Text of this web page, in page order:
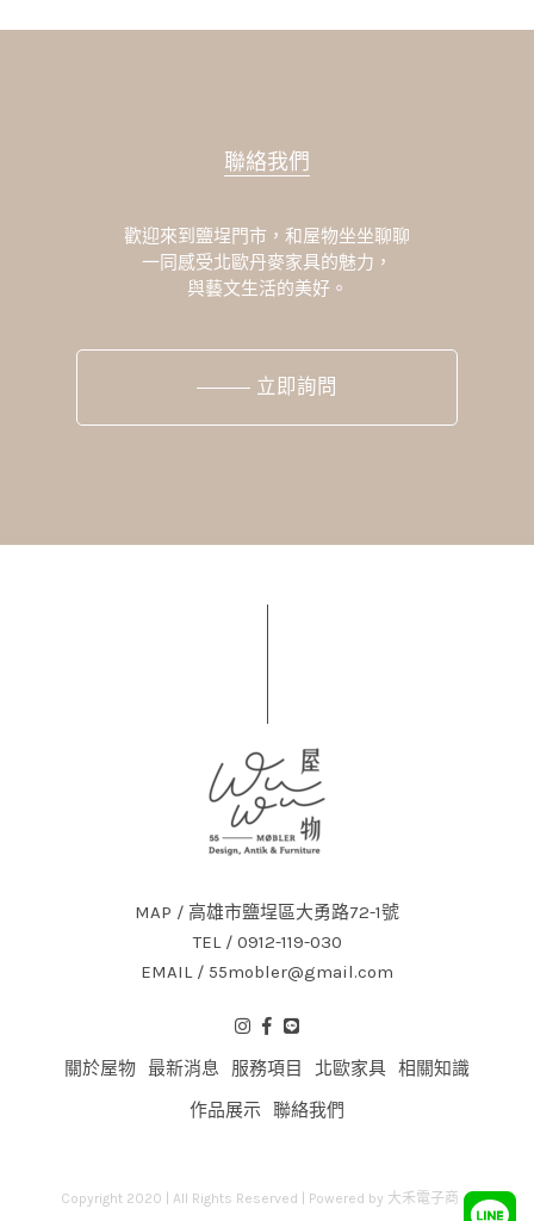
聯絡我們
歡迎來到鹽埕門市，和屋物坐坐聊聊
一同感受北歐丹麥家具的魅力，
與藝文生活的美好。
立即詢問
MAP / 高雄市鹽埕區大勇路72-1號
TEL / 0912-119-030
EMAIL / 55mobler@gmail.com
關於屋物 最新消息 服務項目 北歐家具 相關知識
作品展示
聯絡我們
Copyright 2020 | All Rights Reserved | Powered by 大禾電子商務